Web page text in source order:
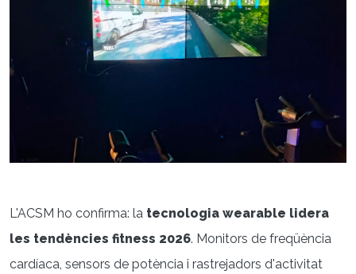
L'ACSM ho confirma: la tecnologia wearable lidera
les tendències fitness 2026. Monitors de freqüència
cardíaca, sensors de potència i rastrejadors d'activitat